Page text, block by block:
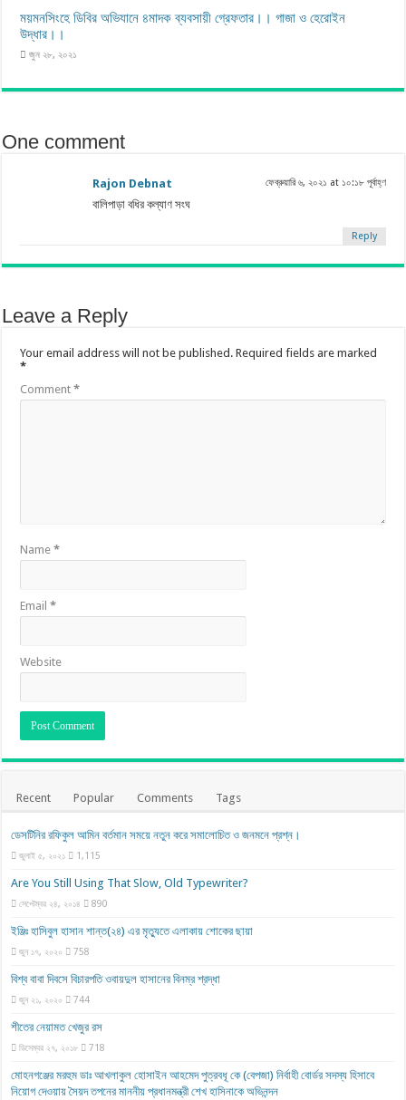
ময়মনসিংহে ডিবির অভিযানে ৪মাদক ব্যবসায়ী গ্রেফতার।। গাজা ও হেরোইন
উদ্ধার।।
জুন ২৮, ২০২১
One comment
Rajon Debnat ফেব্রুয়ারি ৬, ২০২১ at ১০:১৮ পূর্বাহ্ণ
বালিপাড়া বধির কল্যাণ সংঘ
Reply
Leave a Reply
Your email address will not be published. Required fields are marked
*
Comment*
Name*
Email*
Website
Recent Popular Comments Tags
ডেসটিনির রফিকুল আমিন বর্তমান সময়ে নতুন করে সমালোচিত ও জনমনে প্রশ্ন।
জুলাই ৫, ২০২১ 1,115
Are You Still Using That Slow, Old Typewriter?
সেপ্টেম্বর ২৪, ২০১৪ 890
ইঞ্জিঃ হাসিবুল হাসান শান্ত(২৪) এর মৃত্যুতে এলাকায় শোকের ছায়া
জুন ১৭, ২০২০ 758
বিশ্ব বাবা দিবসে বিচারপতি ওবায়দুল হাসানের বিনম্র শ্রদ্ধা
জুন ২১, ২০২০ 744
শীতের নেয়ামত খেজুর রস
ডিসেম্বর ২৭, ২০১৮ 718
মোহনগঞ্জের মরহুম ডাঃ আখলাকুল হোসাইন আহমেদ পুত্রবধূ কে (বেপজা) নির্বাহী বোর্ডর সদস্য হিসাবে
নিয়োগ দেওয়ায় সৈয়দ তপনের মাননীয় প্রধানমন্ত্রী শেখ হাসিনাকে অভিনন্দন